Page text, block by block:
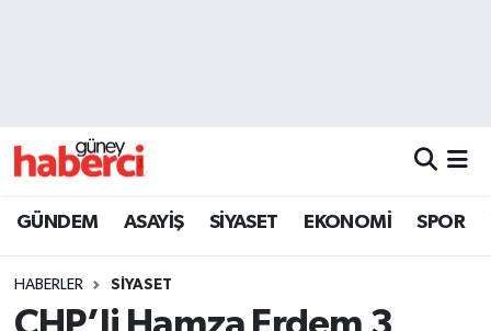
GÜNDEM ASAYİŞ SİYASET EKONOMİ SPOR
HABERLER SİYASET
Beyoğlu Trafik Yoğunluk Haritası
Son Dakika Haberleri